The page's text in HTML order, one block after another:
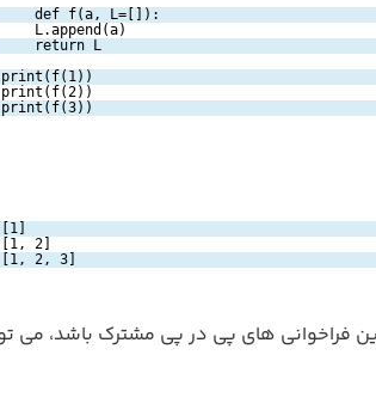
def f(a, L=[]):
L.append(a)
return L
print(f(1))
print(f(2))
print(f(3))
[1]
[1, 2]
[1, 2, 3]
فراخوانی های پی در پی مشترک باشد، می